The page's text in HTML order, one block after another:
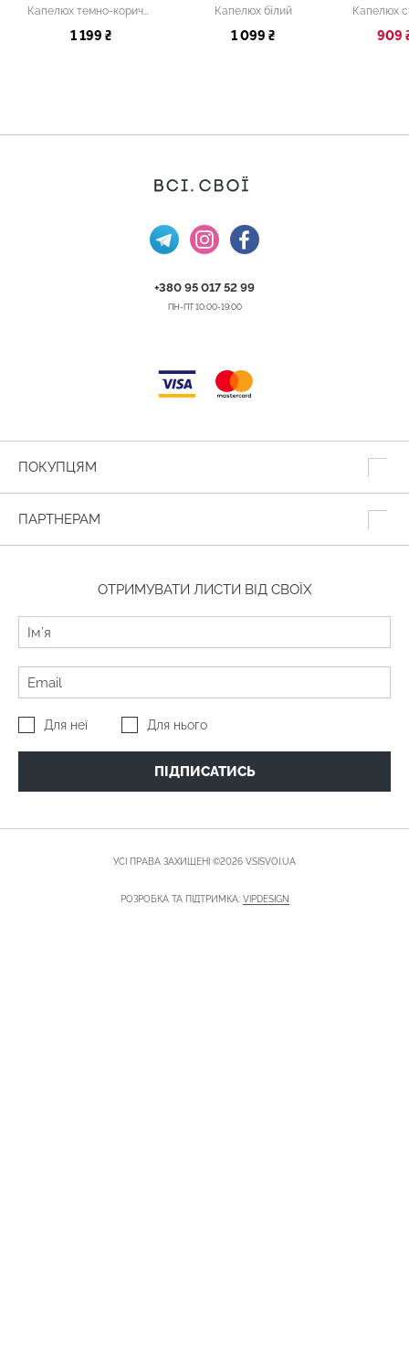
1 199 ₴
Капелюх білий
1 099 ₴ 909
+380 95 017 52 99
ПН-ПТ 10:00-19:00
ПОКУПЦЯМ
ПАРТНЕРАМ
ОТРИМУВАТИ ЛИСТИ ВІД СВОЇХ
Для неї Для нього
ПІДПИСАТИСЬ
УСІ ПРАВА ЗАХИЩЕНІ ©2026 VSISVOI.UA
РОЗРОБКА ТА ПІДТРИМКА: VIPDESIGN